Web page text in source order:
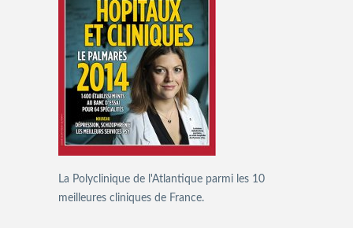
La Polyclinique de l'Atlantique parmi les 10
meilleures cliniques de France.